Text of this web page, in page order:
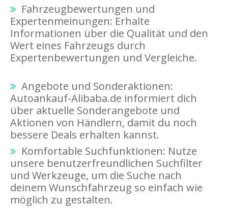
Fahrzeugbewertungen und
Expertenmeinungen: Erhalte
Informationen über die Qualität und den
Wert eines Fahrzeugs durch
Expertenbewertungen und Vergleiche.
Angebote und Sonderaktionen:
Autoankauf-Alibaba.de informiert dich
über aktuelle Sonderangebote und
Aktionen von Händlern, damit du noch
bessere Deals erhalten kannst.
Komfortable Suchfunktionen: Nutze
unsere benutzerfreundlichen Suchfilter
und Werkzeuge, um die Suche nach
deinem Wunschfahrzeug so einfach wie
möglich zu gestalten.